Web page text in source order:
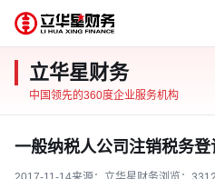
立华星财务
中国领先的360度企业服务机构
一般纳税人公司注销税务登